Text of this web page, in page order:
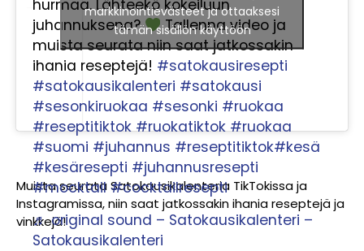
hurmaa. Lähteekö kokeiluun
juhannuksena?
Tallenna video ja
muista seurata niin saat jatkossakin
ihania reseptejä! #satokausiresepti
#satokausikalenteri #satokausi
#sesonkiruokaa #sesonki #ruokaa
#reseptitiktok #ruokatiktok #ruokaa
#suomi #juhannus #reseptitiktok#kesä
#kesäresepti #juhannusresepti
#mocktail #cocktailresepti
♬ original sound – Satokausikalenteri –
Satokausikalenteri
markkinointievästeet ja ottaaksesi
tämän sisällön käyttöön
Muista seurata Satokausikalenteria TikTokissa ja
Instagramissa, niin saat jatkossakin ihania reseptejä ja
vinkkejä!